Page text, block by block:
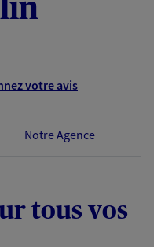
votre avis
Notre Agence
tous vos